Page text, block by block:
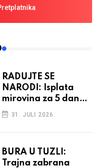
RADUJTE SE
NARODI: Isplata
mirovina za 5 dana,
retroaktivna
povećanja
31. JULI 2026.
BURA U TUZLI:
Trajna zabrana